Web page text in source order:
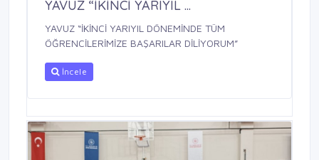
YAVUZ “İKİNCİ YARIYIL ...
YAVUZ “İKİNCİ YARIYIL DÖNEMİNDE TÜM
ÖĞRENCİLERİMİZE BAŞARILAR DİLİYORUM”
İncele